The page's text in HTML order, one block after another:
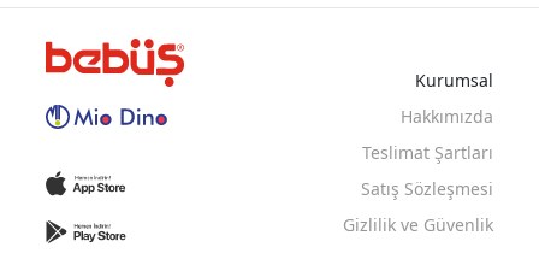
Kurumsal
Hakkımızda
Teslimat Şartları
Satış Sözleşmesi
Gizlilik ve Güvenlik